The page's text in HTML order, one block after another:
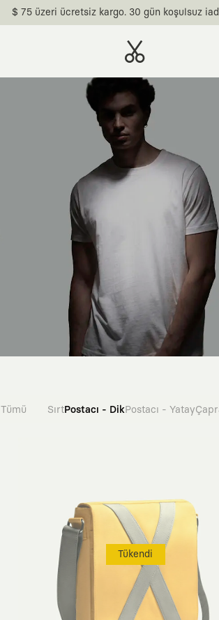
$ 75 üzeri ücretsiz kargo. 30 gün koşulsuz
Tümü SırtPostacı - DikPostacı - Yatay
Tükendi